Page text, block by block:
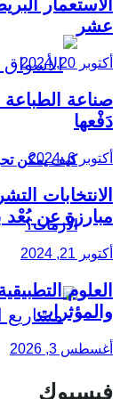
كيف يمكن
الأزمات؟
الاستعمار
عشر
أكتوبر 20, 2024
صناعة
دَفْعها
أكتوبر 6, 2024
الانتخابات
مبارزة عن
أكتوبر 21, 2024
العلوم
والمؤثرات
أغسطس 3, 2026
فيسبوك